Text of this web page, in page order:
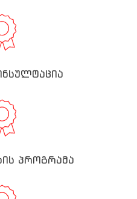
პროგრამა